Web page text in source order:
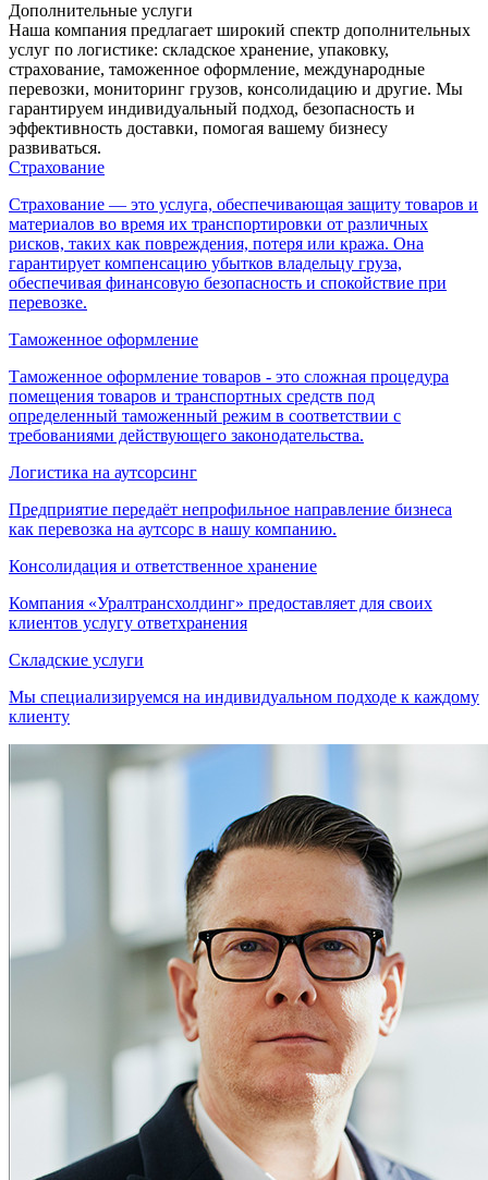
Дополнительные услуги
Наша компания предлагает широкий спектр дополнительных
услуг по логистике: складское хранение, упаковку,
страхование, таможенное оформление, международные
перевозки, мониторинг грузов, консолидацию и другие. Мы
гарантируем индивидуальный подход, безопасность и
эффективность доставки, помогая вашему бизнесу
развиваться.
Страхование
Страхование — это услуга, обеспечивающая защиту товаров и
материалов во время их транспортировки от различных
рисков, таких как повреждения, потеря или кража. Она
гарантирует компенсацию убытков владельцу груза,
обеспечивая финансовую безопасность и спокойствие при
перевозке.
Таможенное оформление
Таможенное оформление товаров - это сложная процедура
помещения товаров и транспортных средств под
определенный таможенный режим в соответствии с
требованиями действующего законодательства.
Логистика на аутсорсинг
Предприятие передаёт непрофильное направление бизнеса
как перевозка на аутсорс в нашу компанию.
Консолидация и ответственное хранение
Компания «Уралтрансхолдинг» предоставляет для своих
клиентов услугу ответхранения
Складские услуги
Мы специализируемся на индивидуальном подходе к каждому
клиенту